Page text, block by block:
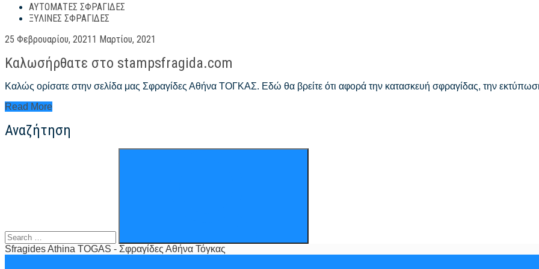
τυποι
–
μηχανισμοι
ΑΥΤΌΜΑΤΕΣ ΣΦΡΑΓΊΔΕΣ
ΞΎΛΙΝΕΣ ΣΦΡΑΓΊΔΕΣ
Posted
25 Φεβρουαρίου, 2021 1 Μαρτίου, 2021
Καλωσήρθατε στο stampsfragida.com
Καλώς ορίσατε στην σελίδα μας Σφραγίδες Αθήνα ΤΟΓΚΑΣ. Εδώ θα βρείτε ότι αφορά την κατασκευή σφραγίδας, την
Καλωσήρθατε
stampsfragida.com
Read More
Αναζήτηση
Sfragides Athina TOGAS - Σφραγίδες Αθήνα Τόγκας